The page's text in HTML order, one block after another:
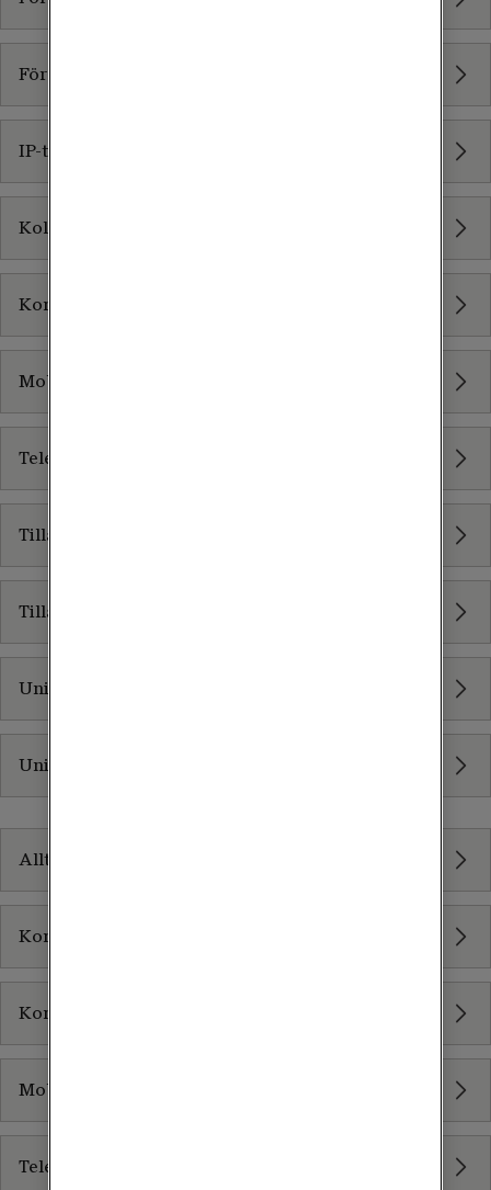
Företagstelefoner
IP-telefoni
Kollega
Kommunikation som tjänst
Mobil som tjänst
Telefoni i Teams
Tilläggsabonnemang för klocka
Tilläggstjänster för mobiltelefoni
Unified Communication
Unified Endpoint Management
Allt inom Växel
Kommunikation som tjänst
Konsulttjänster
Mobile Extension
Tele2 Svarsservice